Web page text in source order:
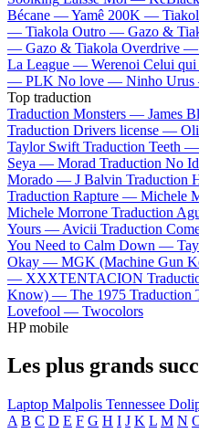
Bécane —Yamê 200K —
— Tiakola Outro — Gazo &
— Gazo & Tiakola Overdrive —
La League — Werenoi Celui
— PLK No love — Ninho
Top traduction
Traduction Monsters — James
Traduction Drivers license —
Taylor Swift Traduction Teeth —
Seya — Morad Traduction No
Morado — J Balvin Traduction
Traduction Rapture — Michele
Michele Morrone Traduction
Yours — Avicii Traduction
You Need to Calm Down —
Okay — MGK (Machine Gun
— XXXTENTACION
Know) — The 1975
Lovefool — Twocolors
HP mobile
Les plus grands
Laptop Malpolis Tennessee
A B C D E F G H I J K L M N